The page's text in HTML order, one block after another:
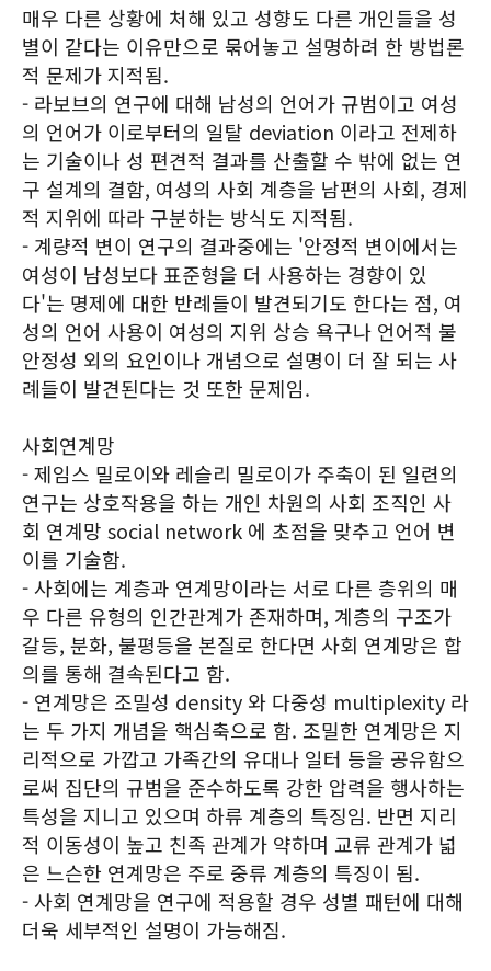
매우 다른 상황에 처해 있고 성향도 다른 개인들을 성
별이 같다는 이유만으로 묶어놓고 설명하려 한 방법론
적 문제가 지적됨.
- 라보브의 연구에 대해 남성의 언어가 규범이고 여성
의 언어가 이로부터의 일탈 deviation 이라고 전제하
는 기술이나 성 편견적 결과를 산출할 수 밖에 없는 연
구 설계의 결함, 여성의 사회 계층을 남편의 사회, 경제
적 지위에 따라 구분하는 방식도 지적됨.
- 계량적 변이 연구의 결과중에는 '안정적 변이에서는
여성이 남성보다 표준형을 더 사용하는 경향이 있
다'는 명제에 대한 반례들이 발견되기도 한다는 점, 여
성의 언어 사용이 여성의 지위 상승 욕구나 언어적 불
안정성 외의 요인이나 개념으로 설명이 더 잘 되는 사
례들이 발견된다는 것 또한 문제임.
사회연계망
- 제임스 밀로이와 레슬리 밀로이가 주축이 된 일련의
연구는 상호작용을 하는 개인 차원의 사회 조직인 사
회 연계망 social network 에 초점을 맞추고 언어 변
이를 기술함.
- 사회에는 계층과 연계망이라는 서로 다른 층위의 매
우 다른 유형의 인간관계가 존재하며, 계층의 구조가
갈등, 분화, 불평등을 본질로 한다면 사회 연계망은 합
의를 통해 결속된다고 함.
- 연계망은 조밀성 density 와 다중성 multiplexity 라
는 두 가지 개념을 핵심축으로 함. 조밀한 연계망은 지
리적으로 가깝고 가족간의 유대나 일터 등을 공유함으
로써 집단의 규범을 준수하도록 강한 압력을 행사하는
특성을 지니고 있으며 하류 계층의 특징임. 반면 지리
적 이동성이 높고 친족 관계가 약하며 교류 관계가 넓
은 느슨한 연계망은 주로 중류 계층의 특징이 됨.
- 사회 연계망을 연구에 적용할 경우 성별 패턴에 대해
더욱 세부적인 설명이 가능해짐.